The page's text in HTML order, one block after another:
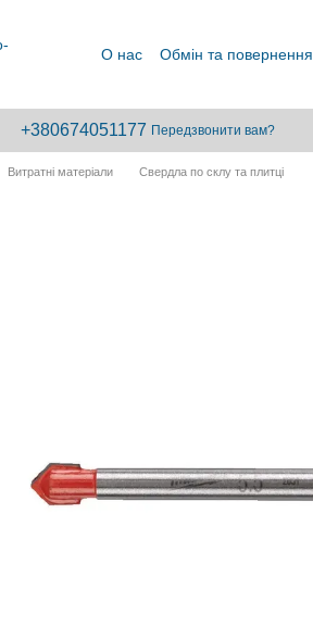
О нас Обмін та повернення
+380674051177 Передзвонити вам?
Витратні матеріали Свердла по склу та плитці